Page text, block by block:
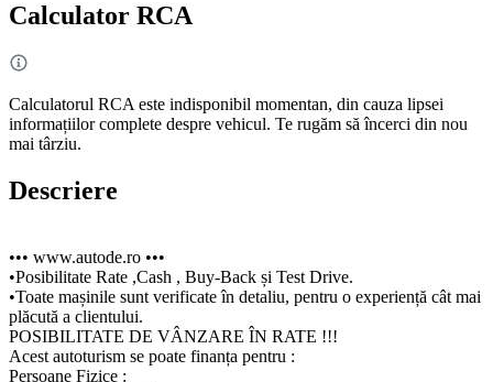
Calculator RCA
Calculatorul RCA este indisponibil momentan, din cauza lipsei
informațiilor complete despre vehicul. Te rugăm să încerci din nou
mai târziu.
Descriere
••• www.autode.ro •••
•Posibilitate Rate ,Cash , Buy-Back și Test Drive.
•Toate mașinile sunt verificate în detaliu, pentru o experiență cât mai
plăcută a clientului.
POSIBILITATE DE VÂNZARE ÎN RATE !!!
Acest autoturism se poate finanța pentru :
Persoane Fizice :